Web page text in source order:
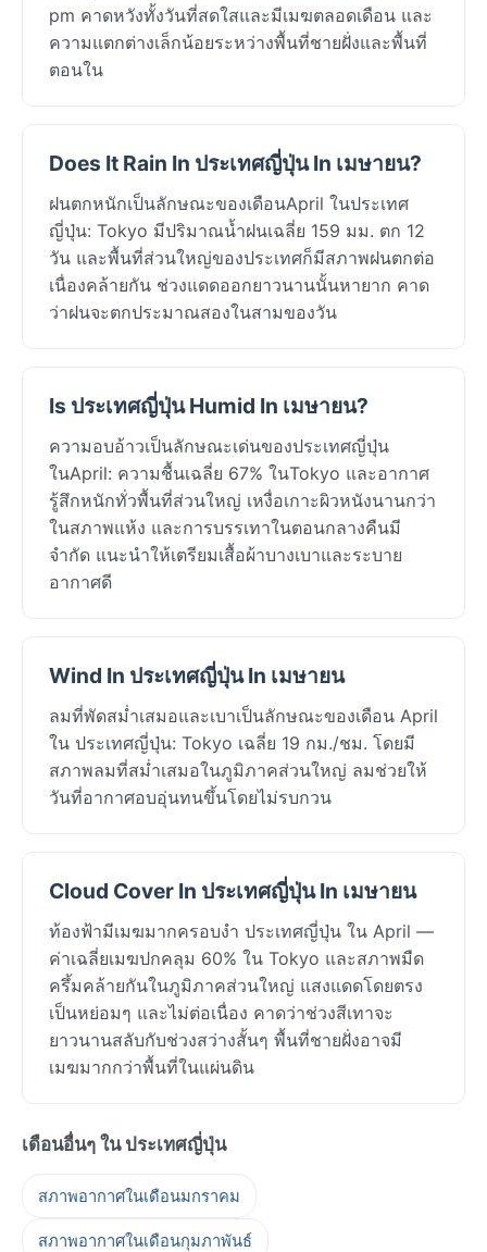
pm คาดหวังทั้งวันที่สดใสและมีเมฆตลอดเดือน และ
ความแตกต่างเล็กน้อยระหว่างพื้นที่ชายฝั่งและพื้นที่
ตอนใน
Does It Rain In ประเทศญี่ปุ่น In เมษายน?
ฝนตกหนักเป็นลักษณะของเดือนApril ในประเทศ
ญี่ปุ่น: Tokyo มีปริมาณน้ำฝนเฉลี่ย 159 มม. ตก 12
วัน และพื้นที่ส่วนใหญ่ของประเทศก็มีสภาพฝนตกต่อ
เนื่องคล้ายกัน ช่วงแดดออกยาวนานนั้นหายาก คาด
ว่าฝนจะตกประมาณสองในสามของวัน
Is ประเทศญี่ปุ่น Humid In เมษายน?
ความอบอ้าวเป็นลักษณะเด่นของประเทศญี่ปุ่น
ในApril: ความชื้นเฉลี่ย 67% ในTokyo และอากาศ
รู้สึกหนักทั่วพื้นที่ส่วนใหญ่ เหงื่อเกาะผิวหนังนานกว่า
ในสภาพแห้ง และการบรรเทาในตอนกลางคืนมี
จำกัด แนะนำให้เตรียมเสื้อผ้าบางเบาและระบาย
อากาศดี
Wind In ประเทศญี่ปุ่น In เมษายน
ลมที่พัดสม่ำเสมอและเบาเป็นลักษณะของเดือน April
ใน ประเทศญี่ปุ่น: Tokyo เฉลี่ย 19 กม./ชม. โดยมี
สภาพลมที่สม่ำเสมอในภูมิภาคส่วนใหญ่ ลมช่วยให้
วันที่อากาศอบอุ่นทนขึ้นโดยไม่รบกวน
Cloud Cover In ประเทศญี่ปุ่น In เมษายน
ท้องฟ้ามีเมฆมากครอบงำ ประเทศญี่ปุ่น ใน April —
ค่าเฉลี่ยเมฆปกคลุม 60% ใน Tokyo และสภาพมืด
ครึ้มคล้ายกันในภูมิภาคส่วนใหญ่ แสงแดดโดยตรง
เป็นหย่อมๆ และไม่ต่อเนื่อง คาดว่าช่วงสีเทาจะ
ยาวนานสลับกับช่วงสว่างสั้นๆ พื้นที่ชายฝั่งอาจมี
เมฆมากกว่าพื้นที่ในแผ่นดิน
เดือนอื่นๆ ใน ประเทศญี่ปุ่น
สภาพอากาศในเดือนมกราคม
สภาพอากาศในเดือนกุมภาพันธ์